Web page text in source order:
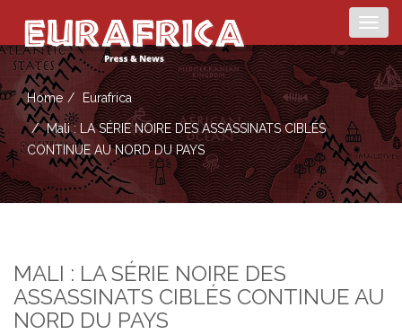
Home Eurafrica
Mali : LA SÉRIE NOIRE DES ASSASSINATS CIBLÉS
CONTINUE AU NORD DU PAYS
MALI : LA SÉRIE NOIRE DES
ASSASSINATS CIBLÉS CONTINUE AU
NORD DU PAYS